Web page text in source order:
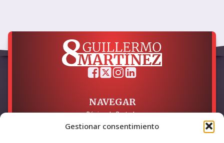
Gestionar consentimiento
NAVEGAR
Página de Portada
Sobre mí / Contacto